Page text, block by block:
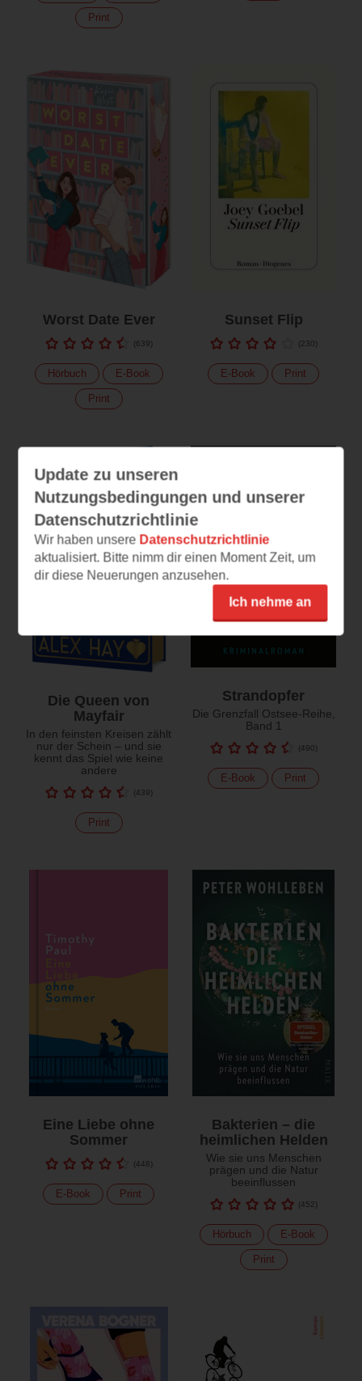
Print
Worst Date Ever
(639)
Hörbuch E-Book
Print
Sunset Flip
(230)
E-Book Print
Die Queen von
Mayfair
In den feinsten Kreisen zählt
nur der Schein – und sie
kennt das Spiel wie keine
andere
(439)
Print
Strandopfer
Die Grenzfall Ostsee-Reihe,
Band 1
(490)
E-Book Print
Eine Liebe ohne
Sommer
(448)
E-Book Print
Bakterien – die
heimlichen Helden
Wie sie uns Menschen
prägen und die Natur
beeinflussen
(452)
Hörbuch E-Book
Print
Update zu unseren
Nutzungsbedingungen und unserer
Datenschutzrichtlinie
Wir haben unsere Datenschutzrichtlinie
aktualisiert. Bitte nimm dir einen Moment Zeit, um
dir diese Neuerungen anzusehen.
Ich nehme an